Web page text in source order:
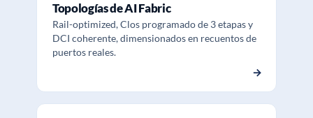
Topologías de AI Fabric
Rail-optimized, Clos programado de 3 etapas y
DCI coherente, dimensionados en recuentos de
puertos reales.
→